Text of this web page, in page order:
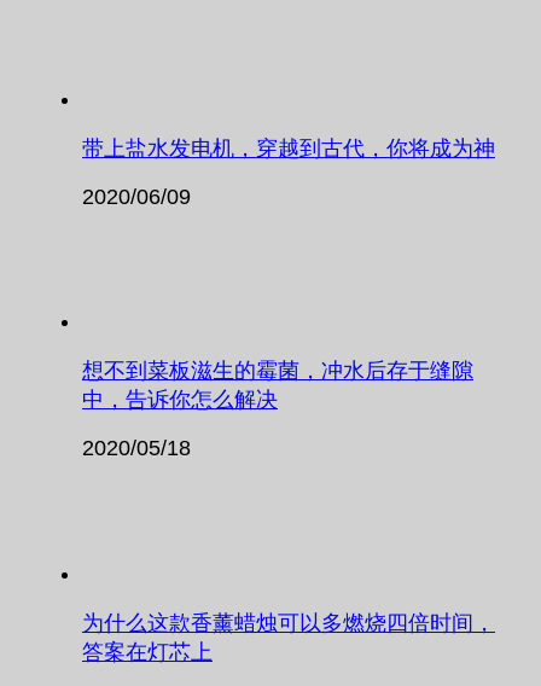
带上盐水发电机，穿越到古代，你将成为神
2020/06/09
想不到菜板滋生的霉菌，冲水后存于缝隙
中，告诉你怎么解决
2020/05/18
为什么这款香薰蜡烛可以多燃烧四倍时间，
答案在灯芯上